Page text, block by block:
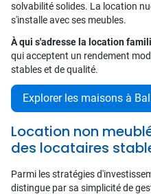
solvabilité solides. La location
s'installe avec ses meubles.
À qui s'adresse la location
qui acceptent un rendement
stables et de qualité.
Explorer les maisons à
Location non
des locataires
Parmi les stratégies
distingue par sa simplicité de